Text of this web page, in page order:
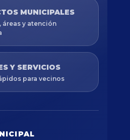
MUNICIPALES
áreas y atención
Y SERVICIOS
para vecinos